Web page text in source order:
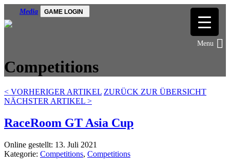
Media GAME LOGIN
Competitions
< VORHERIGER ARTIKEL ZURÜCK ZUR ÜBERSICHT
NÄCHSTER ARTIKEL >
RaceRoom GT Asia Cup
Online gestellt: 13. Juli 2021
Kategorie: Competitions, Competitions